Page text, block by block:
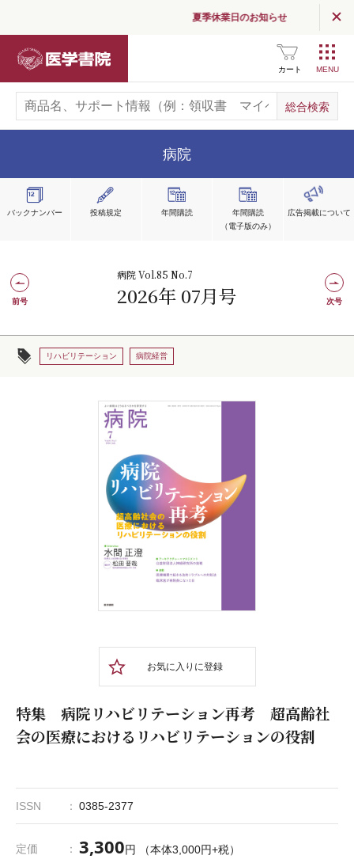
夏季休業日のお知らせ
カート
病院
バックナンバー 投稿規定 年間購読
年間購読
（電子版のみ）
広告掲載について
病院 Vol.85 No.7
2026年 07月号
前号 次号
リハビリテーション 病院経営
お気に入りに登録
特集 病院リハビリテーション再考 超高齢社
会の医療におけるリハビリテーションの役割
ISSN 0385-2377
定価 3,300円 （本体3,000円+税）